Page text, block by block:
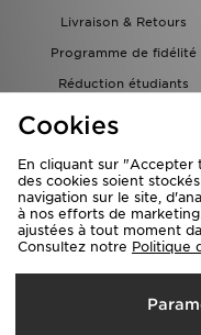
Livraison & Retours
Programme de fidélité
Réduction étudiants
Carte Cadeau
France
Cookies
En cliquant sur "Accepter
des cookies soient
navigation sur le site,
à nos efforts de
ajustées à tout moment
Consultez notre Politique